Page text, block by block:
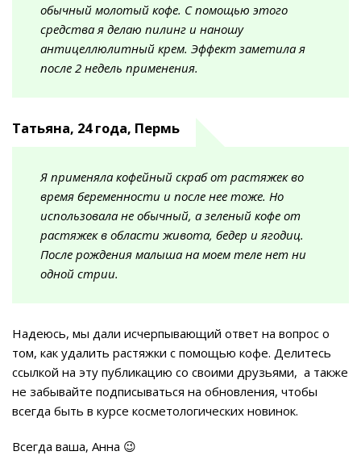
обычный молотый кофе. С помощью этого
средства я делаю пилинг и наношу
антицеллюлитный крем. Эффект заметила я
после 2 недель применения.
Татьяна, 24 года, Пермь
Я применяла кофейный скраб от растяжек во
время беременности и после нее тоже. Но
использовала не обычный, а зеленый кофе от
растяжек в области живота, бедер и ягодиц.
После рождения малыша на моем теле нет ни
одной стрии.
Надеюсь, мы дали исчерпывающий ответ на вопрос о
том, как удалить растяжки с помощью кофе. Делитесь
ссылкой на эту публикацию со своими друзьями, а также
не забывайте подписываться на обновления, чтобы
всегда быть в курсе косметологических новинок.
Всегда ваша, Анна 😉